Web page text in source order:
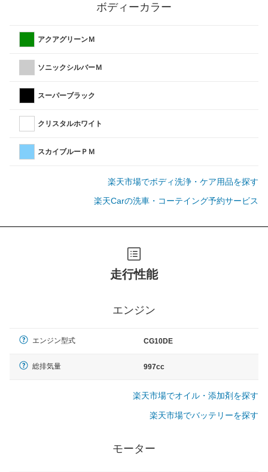
ボディーカラー
アクアグリーンＭ
ソニックシルバーＭ
スーパーブラック
クリスタルホワイト
スカイブルーＰＭ
楽天市場でボディ洗浄・ケア用品を探す
楽天Carの洗車・コーテイング予約サービス
走行性能
エンジン
エンジン型式 CG10DE
総排気量 997cc
楽天市場でオイル・添加剤を探す
楽天市場でバッテリーを探す
モーター